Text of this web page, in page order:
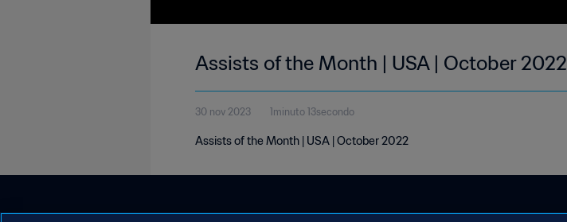
Assists of the Month | USA | October 2022
30 nov 2023 1minuto 13secondo
Assists of the Month | USA | October 2022